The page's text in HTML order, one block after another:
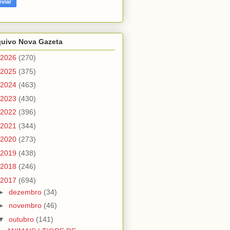
Nova Gazeta
2026 (270)
2025 (375)
2024 (463)
2023 (430)
2022 (396)
2021 (344)
2020 (273)
2019 (438)
2018 (246)
2017 (694)
dezembro (34)
novembro (46)
outubro (141)